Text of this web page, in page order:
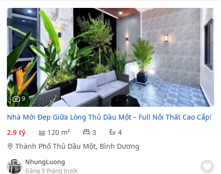
9
Nhà Mới Đẹp Giữa Lòng Thủ Dầu Một – Full Nội Thất Cao Cấp!
2.9 tỷ
120 m² 3
4
Thành Phố Thủ Dầu Một, Bình Dương
NhungLuong
Đăng 9 tháng trước